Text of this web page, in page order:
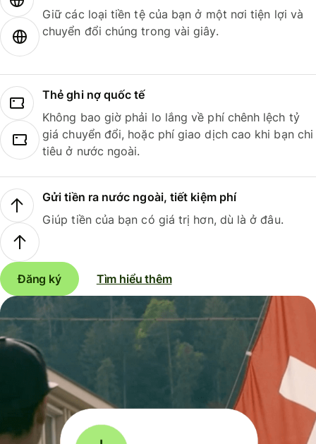
Giữ các loại tiền tệ của bạn ở một nơi tiện lợi và
chuyển đổi chúng trong vài giây.
Thẻ ghi nợ quốc tế
Không bao giờ phải lo lắng về phí chênh lệch tỷ
giá chuyển đổi, hoặc phí giao dịch cao khi bạn chi
tiêu ở nước ngoài.
Gửi tiền ra nước ngoài, tiết kiệm phí
Giúp tiền của bạn có giá trị hơn, dù là ở đâu.
Đăng ký Tìm hiểu thêm